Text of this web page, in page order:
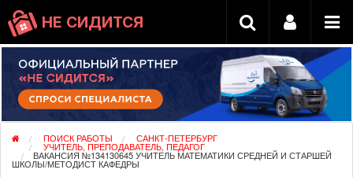
НЕ СИДИТСЯ
ПОИСК РАБОТЫ САНКТ-ПЕТЕРБУРГ
УЧИТЕЛЬ, ПРЕПОДАВАТЕЛЬ, ПЕДАГОГ
ВАКАНСИЯ №134130645 УЧИТЕЛЬ МАТЕМАТИКИ СРЕДНЕЙ И СТАРШЕЙ
ШКОЛЫ/МЕТОДИСТ КАФЕДРЫ